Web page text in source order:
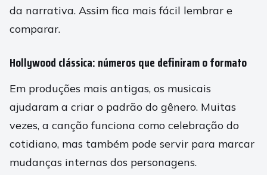
da narrativa. Assim fica mais fácil lembrar e
comparar.
Hollywood clássica: números que definiram o formato
Em produções mais antigas, os musicais
ajudaram a criar o padrão do gênero. Muitas
vezes, a canção funciona como celebração do
cotidiano, mas também pode servir para marcar
mudanças internas dos personagens.